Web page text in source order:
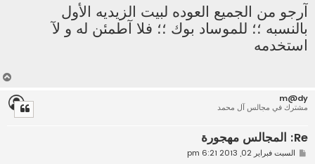
آرجو من الجميع العوده لبيت الزيديه الأول
بالنسبه ؛؛ للموساد بوك ؛؛ فلا آطمئن له و لآ
استخدمه
m@dy
مشترك في مجالس آل محمد
Re: المجالس مهجورة
مالسبت فبراير 02, 2013 6:21 pm